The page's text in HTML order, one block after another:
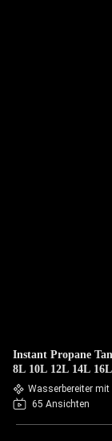
Instant Propane
8L 10L 12L 14L
Wasserbereiter
65 Ansichten